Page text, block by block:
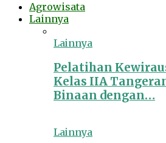
Agrowisata
Lainnya
Lainnya
Pelatihan
Kelas IIA
Binaan dengan…
Lainnya